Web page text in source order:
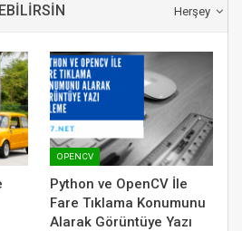
Herşey
OPENCV
Python ve OpenCV İle
Fare Tıklama Konumunu
Alarak Görüntüye Yazı